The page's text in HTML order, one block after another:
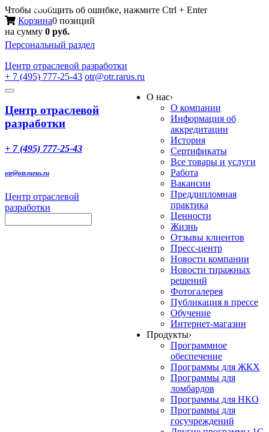
Чтобы сообщить об ошибке, нажмите Ctrl + Enter
Корзина0 позиций
на сумму 0 руб.
Персональный раздел
Центр отраслевой разработки
+ 7 (495) 777-25-43 otr@otr.rarus.ru
Toggle
Меню
Центр отраслевой
разработки
+ 7 (495) 777-25-43
otr@otr.rarus.ru
Центр отраслевой
разработки
О нас›
О компании
Информация об
аккредитации
История
Сертификаты
Все товары и услуги
Работа
Вакансии
Преддипломная
практика
Ценности
Жизнь
Отзывы клиентов
Пресс-центр
Новости компании
Новости тиражных
решений
Фотогалерея
Публикация в прессе
Обучение
Интернет-магазин
Продукты›
Программное
обеспечение
Программы для ЖКХ
Программы для
ломбардов
Программы для НКО
Программы для
госучреждений